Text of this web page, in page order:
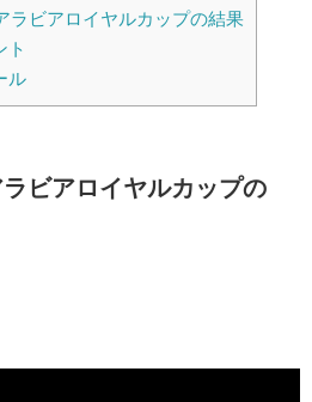
ラビアロイヤルカップの結果
ト
ル
ビアロイヤルカップの